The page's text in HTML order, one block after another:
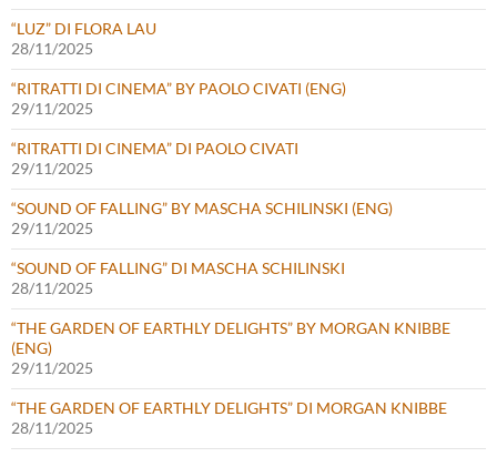
“LUZ” DI FLORA LAU
28/11/2025
“RITRATTI DI CINEMA” BY PAOLO CIVATI (ENG)
29/11/2025
“RITRATTI DI CINEMA” DI PAOLO CIVATI
29/11/2025
“SOUND OF FALLING” BY MASCHA SCHILINSKI (ENG)
29/11/2025
“SOUND OF FALLING” DI MASCHA SCHILINSKI
28/11/2025
“THE GARDEN OF EARTHLY DELIGHTS” BY MORGAN KNIBBE
(ENG)
29/11/2025
“THE GARDEN OF EARTHLY DELIGHTS” DI MORGAN KNIBBE
28/11/2025